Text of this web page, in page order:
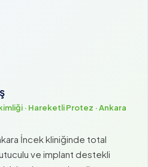
· Hareketli Protez · Ankara
İncek kliniğinde total
ve implant destekli